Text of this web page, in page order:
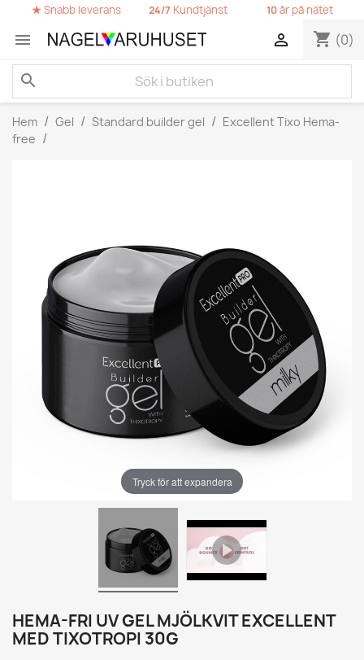
★Snabb leverans 24/7 Kundtjänst 10år på nätet
 shopping_cart (0)

search
Hem Gel Standard builder gel
Excellent Tixo Hema-
free
Tryck för att expandera
HEMA-FRI UV GEL MJÖLKVIT EXCELLENT
MED TIXOTROPI 30G